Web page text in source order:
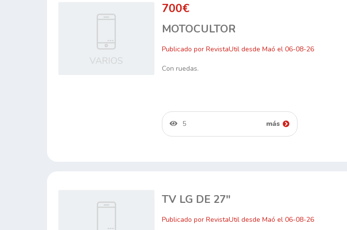
700€
MOTOCULTOR
Publicado por RevistaUtil desde Maó el 06-08-26
Con ruedas.
5 más
TV LG DE 27"
Publicado por RevistaUtil desde Maó el 06-08-26